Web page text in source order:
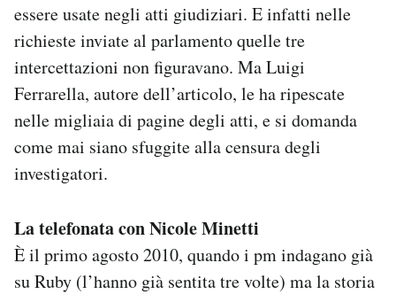
Notifiche mobile
Regala il Post
Hai bisogno di aiuto?
Esci
essere usate negli atti giudiziari. E infatti nelle
richieste inviate al parlamento quelle tre
intercettazioni non figuravano. Ma Luigi
Ferrarella, autore dell’articolo, le ha ripescate
nelle migliaia di pagine degli atti, e si domanda
come mai siano sfuggite alla censura degli
investigatori.
La telefonata con Nicole Minetti
È il primo agosto 2010, quando i pm indagano già
su Ruby (l’hanno già sentita tre volte) ma la storia